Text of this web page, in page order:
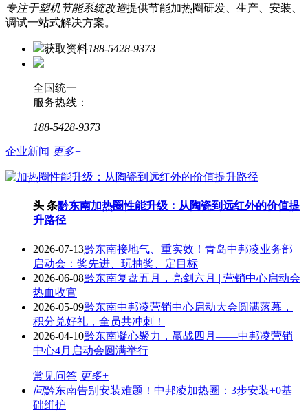
专注于塑机节能系统改造提供节能加热圈研发、生产、安装、
调试一站式解决方案。
获取资料188-5428-9373
全国统一
服务热线：
188-5428-9373
企业新闻 更多+
头 条黔东南加热圈性能升级：从陶瓷到远红外的价值提
升路径
2026-07-13黔东南接地气、重实效！青岛中邦凌业务部
启动会：奖先进、玩抽奖、定目标
2026-06-08黔东南复盘五月，亮剑六月 | 营销中心启动会
热血收官
2026-05-09黔东南中邦凌营销中心启动大会圆满落幕，
积分兑好礼，全员共冲刺！
2026-04-10黔东南凝心聚力，赢战四月——中邦凌营销
中心4月启动会圆满举行
常见问答 更多+
问黔东南告别安装难题！中邦凌加热圈：3步安装+0基
础维护